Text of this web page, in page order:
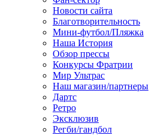
Новости сайта
Благотворительность
Мини-футбол/Пляжка
Наша История
Обзор прессы
Конкурсы Фратрии
Мир Ультрас
Наш магазин/партнеры
Дартс
Ретро
Эксклюзив
Регби/гандбол